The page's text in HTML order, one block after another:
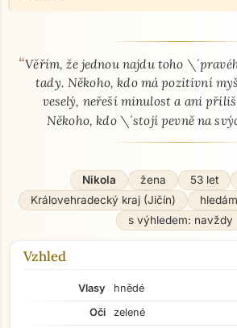
O mně - seznamka profil
“Věřím, že jednou najdu toho
tady. Někoho, kdo má pozitivní
veselý, neřeší minulost a ani
Někoho, kdo \´stojí pevně na
Nikola žena 53 let
Královehradecký kraj (Jičín)
s výhledem: navždy
Vzhled
Vlasy
hnědé
Oči
zelené